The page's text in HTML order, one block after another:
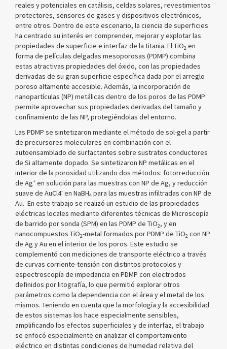
reales y potenciales en catálisis, celdas solares, revestimientos
protectores, sensores de gases y dispositivos electrónicos,
entre otros. Dentro de este escenario, la ciencia de superficies
ha centrado su interés en comprender, mejorar y explotar las
propiedades de superficie e interfaz de la titania. El TiO2 en
forma de películas delgadas mesoporosas (PDMP) combina
estas atractivas propiedades del óxido, con las propiedades
derivadas de su gran superficie específica dada por el arreglo
poroso altamente accesible. Además, la incorporación de
nanopartículas (NP) metálicas dentro de los poros de las PDMP
permite aprovechar sus propiedades derivadas del tamaño y
confinamiento de las NP, protegiéndolas del entorno.
Las PDMP se sintetizaron mediante el método de sol-gel a partir
de precursores moleculares en combinación con el
autoensamblado de surfactantes sobre sustratos conductores
de Si altamente dopado. Se sintetizaron NP metálicas en el
interior de la porosidad utilizando dos métodos: fotorreducción
de Ag+ en solución para las muestras con NP de Ag, y reducción
suave de AuCl4- en NaBH4 para las muestras infiltradas con NP de
Au. En este trabajo se realizó un estudio de las propiedades
eléctricas locales mediante diferentes técnicas de Microscopía
de barrido por sonda (SPM) en las PDMP de TiO2, y en
nanocompuestos TiO2-metal formados por PDMP de TiO2 con NP
de Ag y Au en el interior de los poros. Este estudio se
complementó con mediciones de transporte eléctrico a través
de curvas corriente-tensión con distintos protocolos y
espectroscopía de impedancia en PDMP con electrodos
definidos por litografía, lo que permitió explorar otros
parámetros como la dependencia con el área y el metal de los
mismos. Teniendo en cuenta que la morfología y la accesibilidad
de estos sistemas los hace especialmente sensibles,
amplificando los efectos superficiales y de interfaz, el trabajo
se enfocó especialmente en analizar el comportamiento
eléctrico en distintas condiciones de humedad relativa del